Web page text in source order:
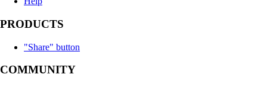
PRODUCTS
"Share" button
COMMUNITY